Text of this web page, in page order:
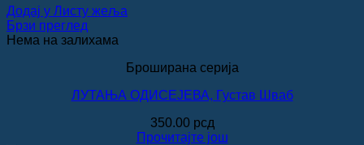
Додај у Листу жеља
Брзи преглед
Нема на залихама
Броширана серија
ЛУТАЊА ОДИСЕЈЕВА, Густав Шваб
350.00 рсд
Прочитајте још